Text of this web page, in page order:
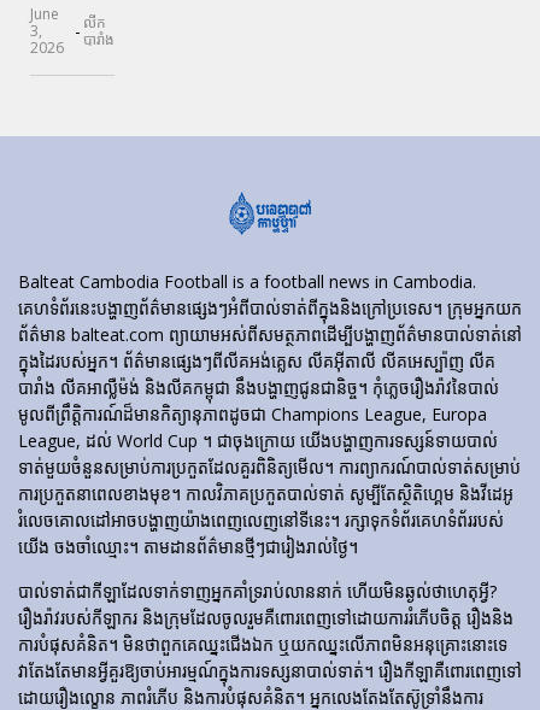
June
3,
2026
- លីក
បារាំង
Balteat Cambodia Football is a football news in Cambodia.
គេហទំព័រ​នេះ​បង្ហាញ​ព័ត៌មាន​ផ្សេងៗ​អំពី​បាល់ទាត់​ពី​ក្នុង​និង​ក្រៅ​ប្រទេស។ ក្រុមអ្នកយក
ព័ត៌មាន balteat.com ព្យាយាមអស់ពីសមត្ថភាពដើម្បីបង្ហាញព័ត៌មានបាល់ទាត់នៅ
ក្នុងដៃរបស់អ្នក។ ព័ត៌មានផ្សេងៗពីលីគអង់គ្លេស លីគអ៊ីតាលី លីគអេស្ប៉ាញ លីគ
បារាំង លីគអាល្លឺម៉ង់ និងលីគកម្ពុជា នឹងបង្ហាញជូនជានិច្ច។ កុំភ្លេចរឿងរ៉ាវនៃបាល់
មូលពីព្រឹត្តិការណ៍ដ៏មានកិត្យានុភាពដូចជា Champions League, Europa
League, ដល់ World Cup ។ ជាចុងក្រោយ យើងបង្ហាញការទស្សន៍ទាយបាល់
ទាត់មួយចំនួនសម្រាប់ការប្រកួតដែលគួរពិនិត្យមើល។ ការព្យាករណ៍បាល់ទាត់សម្រាប់
ការប្រកួតនាពេលខាងមុខ។ កាលវិភាគប្រកួតបាល់ទាត់ សូម្បីតែស្ថិតិហ្គេម និងវីដេអូ
រំលេចគោលដៅអាចបង្ហាញយ៉ាងពេញលេញនៅទីនេះ។ រក្សាទុកទំព័រគេហទំព័ររបស់
យើង ចងចាំឈ្មោះ។ តាមដានព័ត៌មានថ្មីៗជារៀងរាល់ថ្ងៃ។
បាល់ទាត់​ជា​កីឡា​ដែល​ទាក់​ទាញ​អ្នក​គាំទ្រ​រាប់​លាន​នាក់ ហើយ​មិន​ឆ្ងល់​ថា​ហេតុអ្វី?
រឿងរ៉ាវ​របស់​កីឡាករ និង​ក្រុម​ដែល​ចូលរួម​គឺ​ពោរពេញ​ទៅ​ដោយ​ការ​រំភើប​ចិត្ត រឿង​និង​
ការ​បំផុស​គំនិត។ មិនថាពួកគេឈ្នះជើងឯក ឬយកឈ្នះលើភាពមិនអនុគ្រោះនោះទេ
វាតែងតែមានអ្វីគួរឱ្យចាប់អារម្មណ៍ក្នុងការទស្សនាបាល់ទាត់។ រឿង​កីឡា​គឺ​ពោរពេញ​ទៅ​
ដោយ​រឿង​ល្ខោន ភាព​រំភើប និង​ការ​បំផុស​គំនិត។ អ្នកលេងតែងតែស៊ូទ្រាំនឹងការ